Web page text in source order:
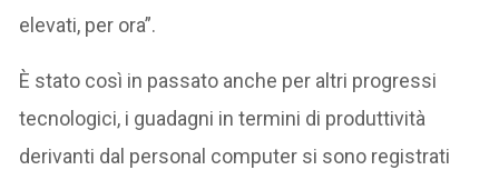
elevati, per ora”.
È stato così in passato anche per altri progressi
tecnologici, i guadagni in termini di produttività
derivanti dal personal computer si sono registrati